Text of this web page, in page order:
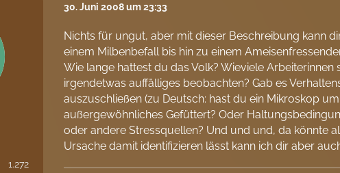
1.272
30. Juni 2008 um 23:33
Nichts für ungut, aber mit dieser Beschreibung kann
einem Milbenbefall bis hin zu einem
Wie lange hattest du das Volk? Wieviele
irgendetwas auffälliges beobachten? Gab es
auszuschließen (zu Deutsch: hast du ein Mikroskop
außergewöhnliches Gefüttert? Oder
oder andere Stressquellen? Und und und, da könnte
Ursache damit identifizieren lässt kann ich dir aber